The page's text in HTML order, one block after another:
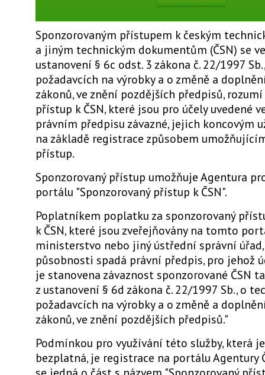
Sponzorovaným přístupem k českým
a jiným technickým dokumentům (ČSN) se
ustanovení § 6c odst. 3 zákona č. 22/1997
požadavcích na výrobky a o změně a
zákonů, ve znění pozdějších předpisů,
přístup k ČSN, které jsou pro účely uvedené
právním předpisu závazné, jejich koncovým
na základě registrace způsobem
přístup.
Sponzorovaný přístup umožňuje Agentura
portálu "Sponzorovaný přístup k ČSN".
Poplatníkem poplatku za sponzorovaný
k ČSN, které jsou zveřejňovány na tomto
ministerstvo nebo jiný ústřední správní
působnosti spadá právní předpis, pro jehož
je stanovena závaznost sponzorované ČSN
z ustanovení § 6d zákona č. 22/1997 Sb., o
požadavcích na výrobky a o změně a
zákonů, ve znění pozdějších předpisů."
Podmínkou pro využívání této služby, která
bezplatná, je registrace na portálu Agentury